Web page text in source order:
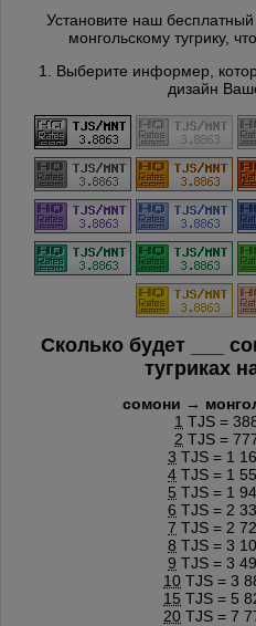
Установите наш
монгольскому тугрику,
1. Выберите информер,
дизайн
Сколько будет
тугриках
сомони →
1 TJS =
2 TJS =
3 TJS = 1
4 TJS = 1
5 TJS = 1
6 TJS = 2
7 TJS = 2
8 TJS = 3
9 TJS = 3
10 TJS = 3
15 TJS = 5
20 TJS = 7